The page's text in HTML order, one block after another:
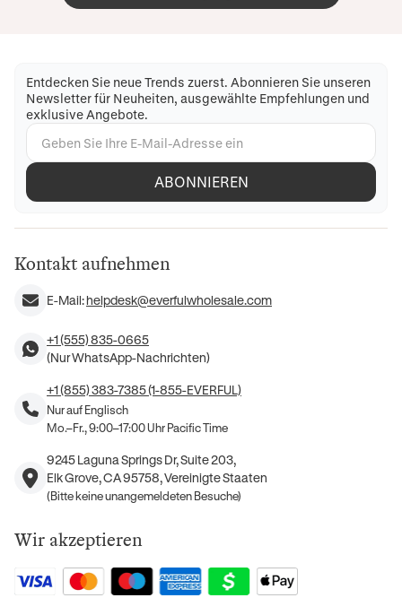
Entdecken Sie neue Trends zuerst. Abonnieren Sie unseren
Newsletter für Neuheiten, ausgewählte Empfehlungen und
exklusive Angebote.
ABONNIEREN
Kontakt aufnehmen
E-Mail:helpdesk@everfulwholesale.com
+1 (555) 835-0665
(Nur WhatsApp-Nachrichten)
+1 (855) 383-7385 (1-855-EVERFUL)
Nur auf Englisch
Mo.–Fr., 9:00–17:00 Uhr Pacific Time
9245 Laguna Springs Dr, Suite 203,
Elk Grove, CA 95758, Vereinigte Staaten
(Bitte keine unangemeldeten Besuche)
Wir akzeptieren